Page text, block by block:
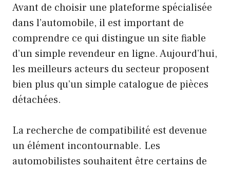
Avant de choisir une plateforme spécialisée
dans l’automobile, il est important de
comprendre ce qui distingue un site fiable
d’un simple revendeur en ligne. Aujourd’hui,
les meilleurs acteurs du secteur proposent
bien plus qu’un simple catalogue de pièces
détachées.
La recherche de compatibilité est devenue
un élément incontournable. Les
automobilistes souhaitent être certains de